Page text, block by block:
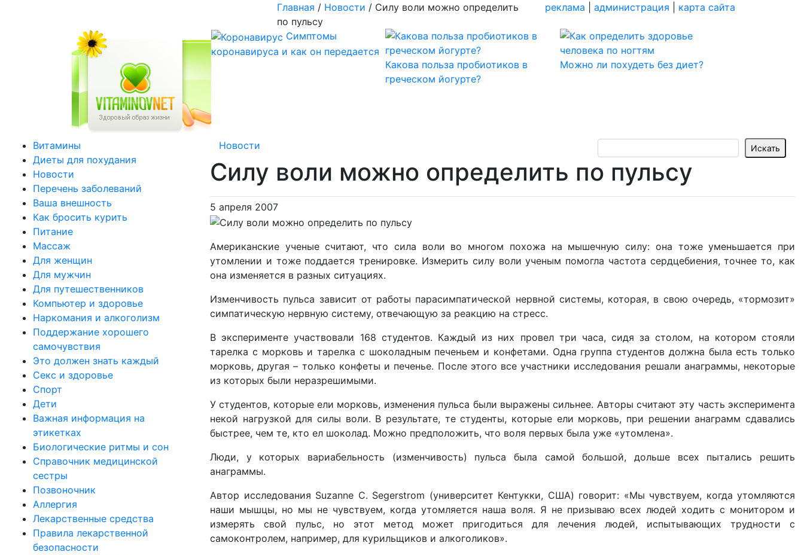
Главная / Новости / Силу воли можно определить
по пульсу
реклама администрация карта сайта
Симптомы
коронавируса и как он передается
Какова польза пробиотиков в
греческом йогурте?
Можно ли похудеть без диет?
Витамины
Диеты для похудания
Новости
Перечень заболеваний
Ваша внешность
Как бросить курить
Питание
Массаж
Для женщин
Для мужчин
Для путешественников
Компьютер и здоровье
Наркомания и алкоголизм
Поддержание хорошего
самочувствия
Это должен знать каждый
Секс и здоровье
Спорт
Дети
Важная информация на
этикетках
Биологические ритмы и сон
Справочник медицинской
сестры
Позвоночник
Аллергия
Лекарственные средства
Правила лекарственной
безопасности
Новости
Силу воли можно определить по пульсу
5 апреля 2007
Американские ученые считают, что сила воли во многом похожа на мышечную силу: она тоже уменьшается при
утомлении и тоже поддается тренировке. Измерить силу воли ученым помогла частота сердцебиения, точнее то, как
она изменяется в разных ситуациях.
Изменчивость пульса зависит от работы парасимпатической нервной системы, которая, в свою очередь, «тормозит»
симпатическую нервную систему, отвечающую за реакцию на стресс.
В эксперименте участвовали 168 студентов. Каждый из них провел три часа, сидя за столом, на котором стояли
тарелка с морковь и тарелка с шоколадным печеньем и конфетами. Одна группа студентов должна была есть только
морковь, другая – только конфеты и печенье. После этого все участники исследования решали анаграммы, некоторые
из которых были неразрешимыми.
У студентов, которые ели морковь, изменения пульса были выражены сильнее. Авторы считают эту часть эксперимента
некой нагрузкой для силы воли. В результате, те студенты, которые ели морковь, при решении анаграмм сдавались
быстрее, чем те, кто ел шоколад. Можно предположить, что воля первых была уже «утомлена».
Люди, у которых вариабельность (изменчивость) пульса была самой большой, дольше всех пытались решить
анаграммы.
Автор исследования Suzanne C. Segerstrom (университет Кентукки, США) говорит: «Мы чувствуем, когда утомляются
наши мышцы, но мы не чувствуем, когда утомляется наша воля. Я не призываю всех людей ходить с монитором и
измерять свой пульс, но этот метод может пригодиться для лечения людей, испытывающих трудности с
самоконтролем, например, для курильщиков и алкоголиков».